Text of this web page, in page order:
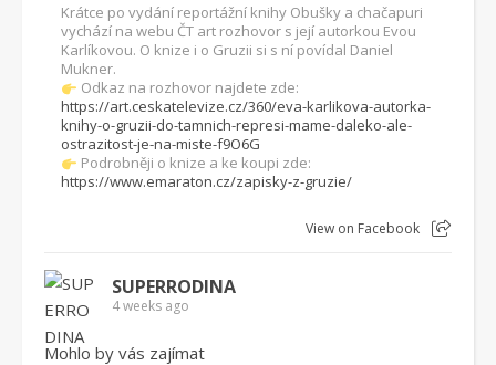
Krátce po vydání reportážní knihy Obušky a chačapuri
vychází na webu ČT art rozhovor s její autorkou Evou
Karlíkovou. O knize i o Gruzii si s ní povídal Daniel
Mukner.
Odkaz na rozhovor najdete zde:
https://art.ceskatelevize.cz/360/eva-karlikova-autorka-
knihy-o-gruzii-do-tamnich-represi-mame-daleko-ale-
ostrazitost-je-na-miste-f9O6G
Podrobněji o knize a ke koupi zde:
https://www.emaraton.cz/zapisky-z-gruzie/
View on Facebook
SUPERRODINA
4 weeks ago
Mohlo by vás zajímat